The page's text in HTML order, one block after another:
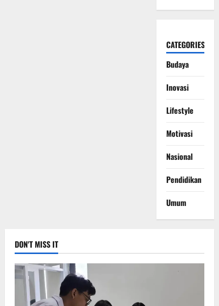
CATEGORIES
Budaya
Inovasi
Lifestyle
Motivasi
Nasional
Pendidikan
Umum
DON'T MISS IT